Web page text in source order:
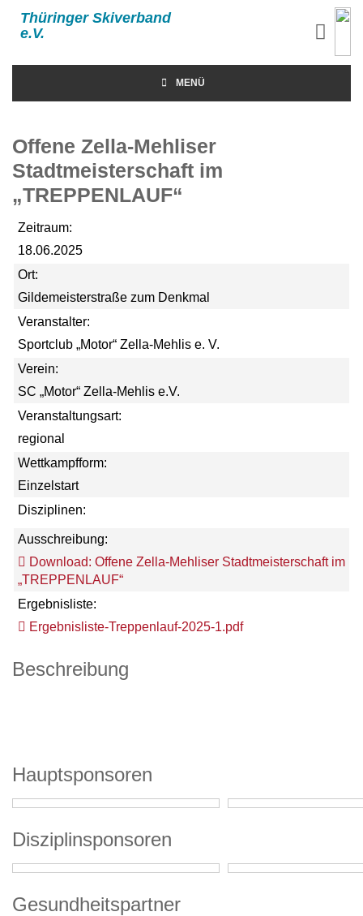
Thüringer Skiverband
e.V.
MENÜ
Offene Zella-Mehliser
Stadtmeisterschaft im
„TREPPENLAUF“
Zeitraum:
18.06.2025
Ort:
Gildemeisterstraße zum Denkmal
Veranstalter:
Sportclub „Motor“ Zella-Mehlis e. V.
Verein:
SC „Motor“ Zella-Mehlis e.V.
Veranstaltungsart:
regional
Wettkampfform:
Einzelstart
Disziplinen:
Ausschreibung:
Download: Offene Zella-Mehliser Stadtmeisterschaft im
„TREPPENLAUF“
Ergebnisliste:
Ergebnisliste-Treppenlauf-2025-1.pdf
Beschreibung
Hauptsponsoren
Disziplinsponsoren
Gesundheitspartner